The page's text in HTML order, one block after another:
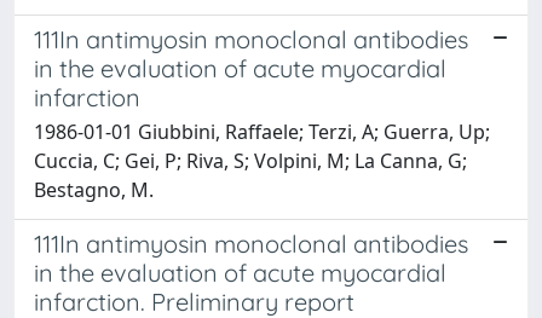
111In antimyosin monoclonal antibodies
in the evaluation of acute myocardial
infarction
1986-01-01 Giubbini, Raffaele; Terzi, A; Guerra, Up;
Cuccia, C; Gei, P; Riva, S; Volpini, M; La Canna, G;
Bestagno, M.
111In antimyosin monoclonal antibodies
in the evaluation of acute myocardial
infarction. Preliminary report